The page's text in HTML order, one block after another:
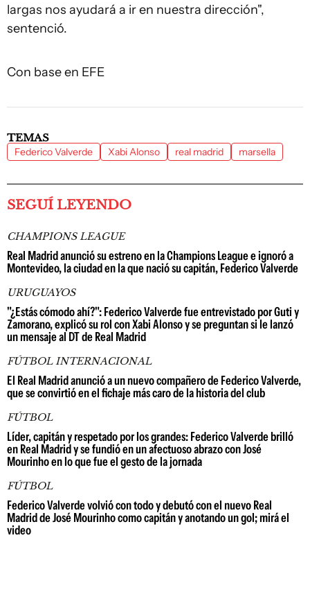
largas nos ayudará a ir en nuestra dirección",
sentenció.
Con base en EFE
TEMAS
Federico Valverde Xabi Alonso real madrid marsella
SEGUÍ LEYENDO
CHAMPIONS LEAGUE
Real Madrid anunció su estreno en la Champions League e ignoró a
Montevideo, la ciudad en la que nació su capitán, Federico Valverde
URUGUAYOS
"¿Estás cómodo ahí?": Federico Valverde fue entrevistado por Guti y
Zamorano, explicó su rol con Xabi Alonso y se preguntan si le lanzó
un mensaje al DT de Real Madrid
FÚTBOL INTERNACIONAL
El Real Madrid anunció a un nuevo compañero de Federico Valverde,
que se convirtió en el fichaje más caro de la historia del club
FÚTBOL
Líder, capitán y respetado por los grandes: Federico Valverde brilló
en Real Madrid y se fundió en un afectuoso abrazo con José
Mourinho en lo que fue el gesto de la jornada
FÚTBOL
Federico Valverde volvió con todo y debutó con el nuevo Real
Madrid de José Mourinho como capitán y anotando un gol; mirá el
video